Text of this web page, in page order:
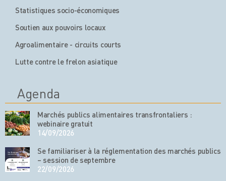
Statistiques socio-économiques
Soutien aux pouvoirs locaux
Agroalimentaire - circuits courts
Lutte contre le frelon asiatique
Agenda
Marchés publics alimentaires transfrontaliers :
webinaire gratuit
14/09/2026
Se familiariser à la réglementation des marchés publics
– session de septembre
22/09/2026